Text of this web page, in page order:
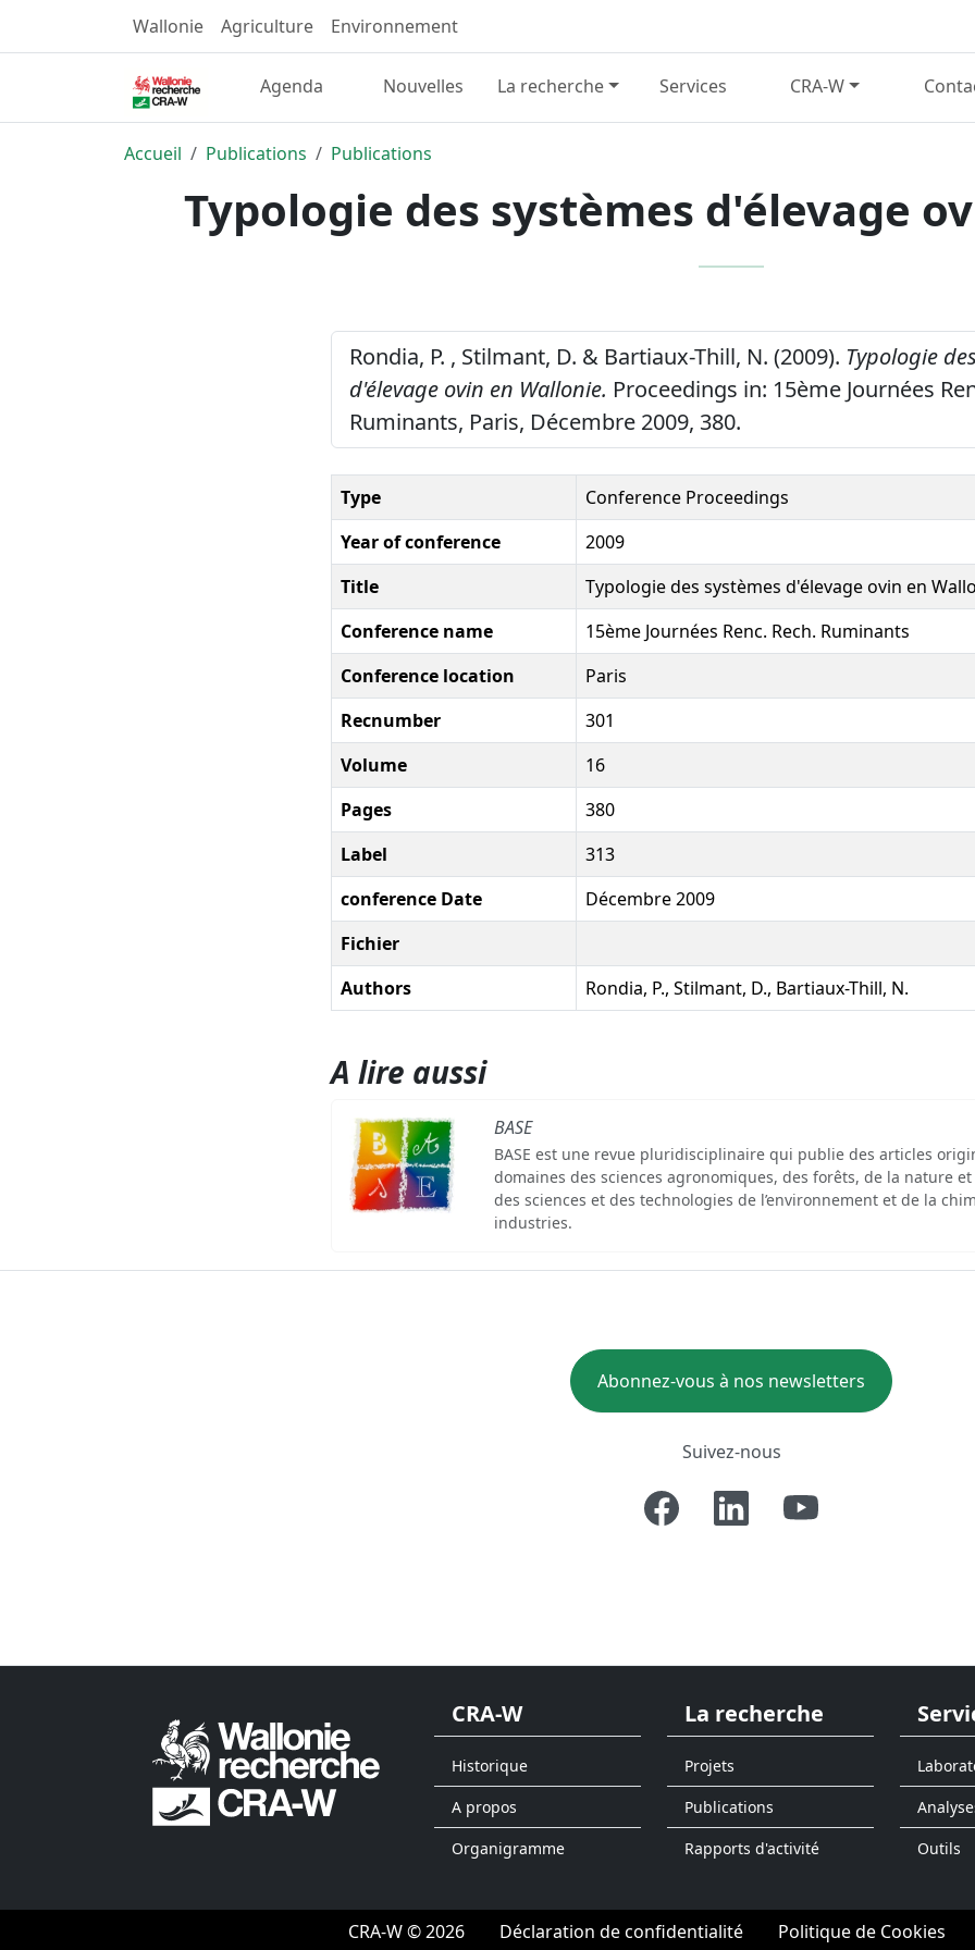
Wallonie Agriculture Environnement
Agenda Nouvelles La recherche Services CRA-W
Accueil Publications Publications
Typologie des systèmes d'élevage
Rondia, P. , Stilmant, D. & Bartiaux-Thill, N. (2009). Typologie
d'élevage ovin en Wallonie. Proceedings in: 15ème Journées
Ruminants, Paris, Décembre 2009, 380.
Type
Conference Proceedings
Year of conference
2009
Title
Typologie des systèmes d'élevage ovin en
Conference name
15ème Journées Renc. Rech. Ruminants
Conference location
Paris
Recnumber
301
Volume
16
Pages
380
Label
313
conference Date
Décembre 2009
Fichier
Authors
Rondia, P., Stilmant, D., Bartiaux-Thill, N.
A lire aussi
BASE
BASE est une revue pluridisciplinaire qui publie des articles
domaines des sciences agronomiques, des forêts, de la nature et
des sciences et des technologies de l’environnement et de la
industries.
Abonnez-vous à nos newsletters
Suivez-nous
CRA-W
Historique
A propos
Organigramme
La recherche
Projets
Publications
Rapports d'activité
Outils
CRA-W © 2026 Déclaration de confidentialité Politique de Cookies